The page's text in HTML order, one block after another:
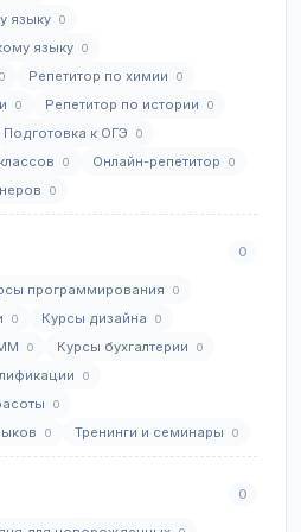
языку 0
языку 0
0 Репетитор по химии 0
0 Репетитор по истории 0
Подготовка к ОГЭ 0
0 Онлайн-репетитор 0
0
0
программирования 0
0 Курсы дизайна 0
0 Курсы бухгалтерии 0
0
0
0 Тренинги и семинары 0
0